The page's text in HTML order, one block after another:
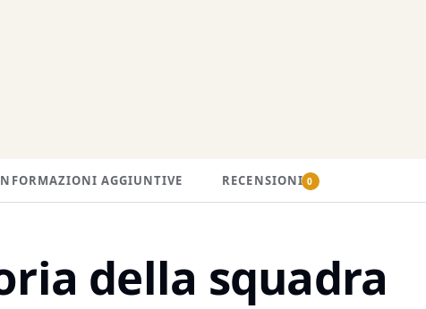
AGGIUNTIVE RECENSIONI 0
della squadra